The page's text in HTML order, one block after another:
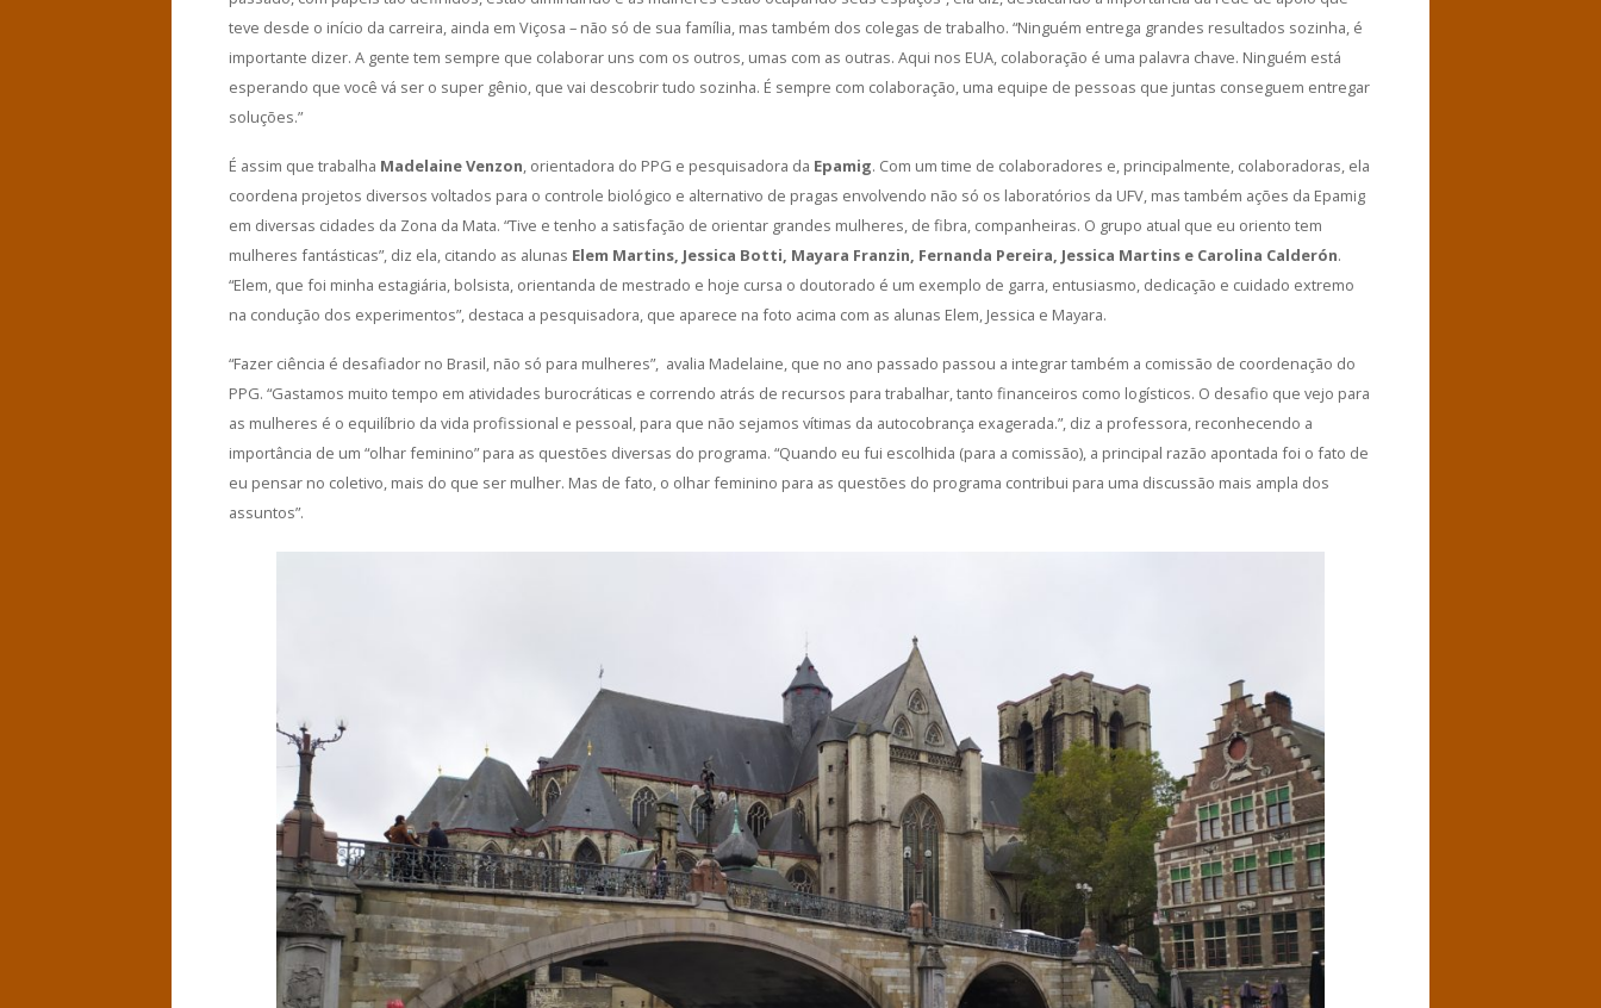
teve desde o início da carreira, ainda em Viçosa – não só de sua família, mas também dos colegas de trabalho. “Ninguém entrega grandes resultados sozinha, é
importante dizer. A gente tem sempre que colaborar uns com os outros, umas com as outras. Aqui nos EUA, colaboração é uma palavra chave. Ninguém está
esperando que você vá ser o super gênio, que vai descobrir tudo sozinha. É sempre com colaboração, uma equipe de pessoas que juntas conseguem entregar
soluções.”
É assim que trabalha Madelaine Venzon , orientadora do PPG e pesquisadora da Epamig. Com um time de colaboradores e, principalmente, colaboradoras, ela
coordena projetos diversos voltados para o controle biológico e alternativo de pragas envolvendo não só os laboratórios da UFV, mas também ações da Epamig
em diversas cidades da Zona da Mata. “Tive e tenho a satisfação de orientar grandes mulheres, de fibra, companheiras. O grupo atual que eu oriento tem
mulheres fantásticas”, diz ela, citando as alunas Elem Martins, Jessica Botti, Mayara Franzin, Fernanda Pereira, Jessica Martins e Carolina Calderón.
“Elem, que foi minha estagiária, bolsista, orientanda de mestrado e hoje cursa o doutorado é um exemplo de garra, entusiasmo, dedicação e cuidado extremo
na condução dos experimentos”, destaca a pesquisadora, que aparece na foto acima com as alunas Elem, Jessica e Mayara.
“Fazer ciência é desafiador no Brasil, não só para mulheres”, avalia Madelaine, que no ano passado passou a integrar também a comissão de coordenação do
PPG. “Gastamos muito tempo em atividades burocráticas e correndo atrás de recursos para trabalhar, tanto financeiros como logísticos. O desafio que vejo para
as mulheres é o equilíbrio da vida profissional e pessoal, para que não sejamos vítimas da autocobrança exagerada.”, diz a professora, reconhecendo a
importância de um “olhar feminino” para as questões diversas do programa. “Quando eu fui escolhida (para a comissão), a principal razão apontada foi o fato de
eu pensar no coletivo, mais do que ser mulher. Mas de fato, o olhar feminino para as questões do programa contribui para uma discussão mais ampla dos
assuntos”.